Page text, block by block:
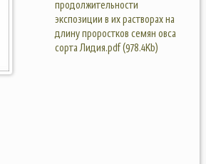
продолжительности
экспозиции в их растворах на
длину проростков семян овса
сорта Лидия.pdf (978.4Kb)